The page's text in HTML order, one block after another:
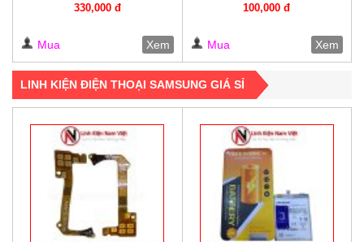
330,000 đ
Mua Xem
100,000 đ
Mua Xem
LINH KIỆN ĐIỆN THOẠI SAMSUNG GIÁ SỈ